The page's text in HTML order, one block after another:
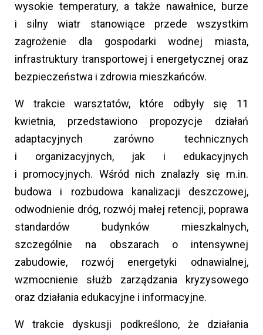
wysokie temperatury, a także nawałnice, burze
i silny wiatr stanowiące przede wszystkim
zagrożenie dla gospodarki wodnej miasta,
infrastruktury transportowej i energetycznej oraz
bezpieczeństwa i zdrowia mieszkańców.
W trakcie warsztatów, które odbyły się 11
kwietnia, przedstawiono propozycje działań
adaptacyjnych zarówno technicznych
i organizacyjnych, jak i edukacyjnych
i promocyjnych. Wśród nich znalazły się m.in.
budowa i rozbudowa kanalizacji deszczowej,
odwodnienie dróg, rozwój małej retencji, poprawa
standardów budynków mieszkalnych,
szczególnie na obszarach o intensywnej
zabudowie, rozwój energetyki odnawialnej,
wzmocnienie służb zarządzania kryzysowego
oraz działania edukacyjne i informacyjne.
W trakcie dyskusji podkreślono, że działania